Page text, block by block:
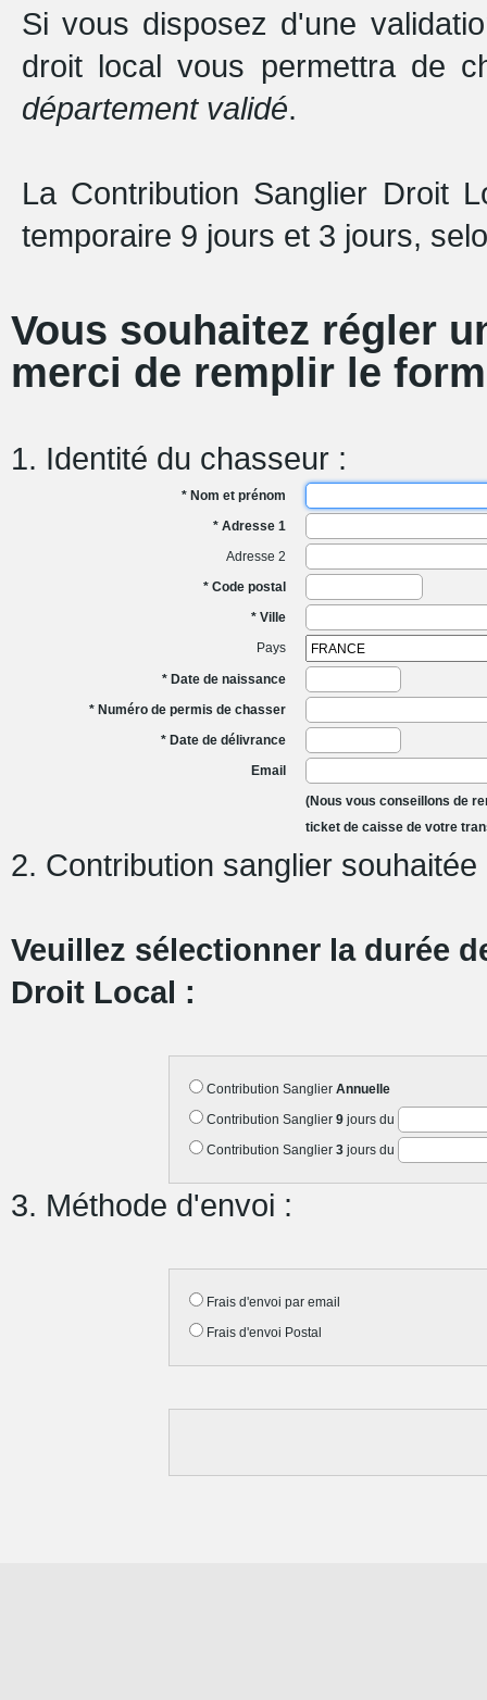
Si vous disposez d'une
droit local vous permettra de
département validé.
La Contribution Sanglier Droit
temporaire 9 jours et 3 jours,
Vous souhaitez régler
merci de remplir le
1. Identité du chasseur :
* Nom et prénom
* Adresse 1
Adresse 2
* Code postal
* Ville
Pays
* Date de naissance
* Numéro de permis de chasser
* Date de délivrance
Email
(Nous vous conseillons de
ticket de caisse de votre
2. Contribution sanglier souhaitée
Veuillez sélectionner la durée
Droit Local :
Contribution Sanglier Annuelle
Contribution Sanglier 9 jours du
Contribution Sanglier 3 jours du
3. Méthode d'envoi :
Frais d'envoi par email
Frais d'envoi Postal